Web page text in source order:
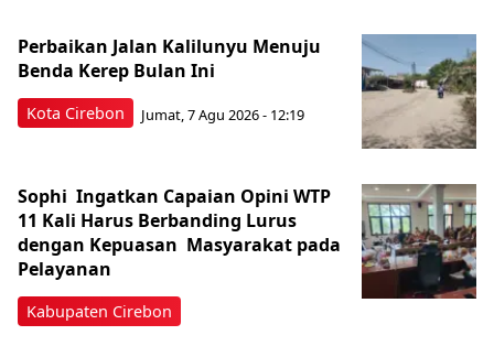
Kota Cirebon
Perbaikan Jalan Kalilunyu Menuju
Benda Kerep Bulan Ini
Jumat, 7 Agu 2026 - 12:19
Kabupaten Cirebon
Sophi Ingatkan Capaian Opini WTP
11 Kali Harus Berbanding Lurus
dengan Kepuasan Masyarakat pada
Pelayanan